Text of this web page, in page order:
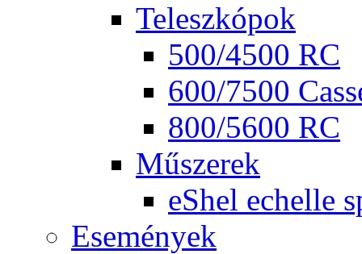
Te­lesz­kó­pok
500/4500 RC
600/7500
800/5600 RC
Mű­sze­rek
eS­hel echel­le
Ese­mé­nyek